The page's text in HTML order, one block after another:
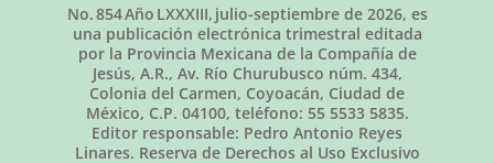
No.854Año LXXXIII, julio-septiembre de 2026, es
una publicación electrónica trimestral editada
por la Provincia Mexicana de la Compañía de
Jesús, A.R., Av. Río Churubusco núm. 434,
Colonia del Carmen, Coyoacán, Ciudad de
México, C.P. 04100, teléfono: 55 5533 5835.
Editor responsable: Pedro Antonio Reyes
Linares. Reserva de Derechos al Uso Exclusivo